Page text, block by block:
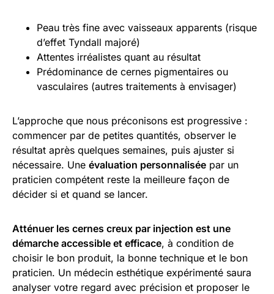
Peau très fine avec vaisseaux apparents (risque
d’effet Tyndall majoré)
Attentes irréalistes quant au résultat
Prédominance de cernes pigmentaires ou
vasculaires (autres traitements à envisager)
L’approche que nous préconisons est progressive :
commencer par de petites quantités, observer le
résultat après quelques semaines, puis ajuster si
nécessaire. Une évaluation personnalisée par un
praticien compétent reste la meilleure façon de
décider si et quand se lancer.
Atténuer les cernes creux par injection est une
démarche accessible et efficace, à condition de
choisir le bon produit, la bonne technique et le bon
praticien. Un médecin esthétique expérimenté saura
analyser votre regard avec précision et proposer le